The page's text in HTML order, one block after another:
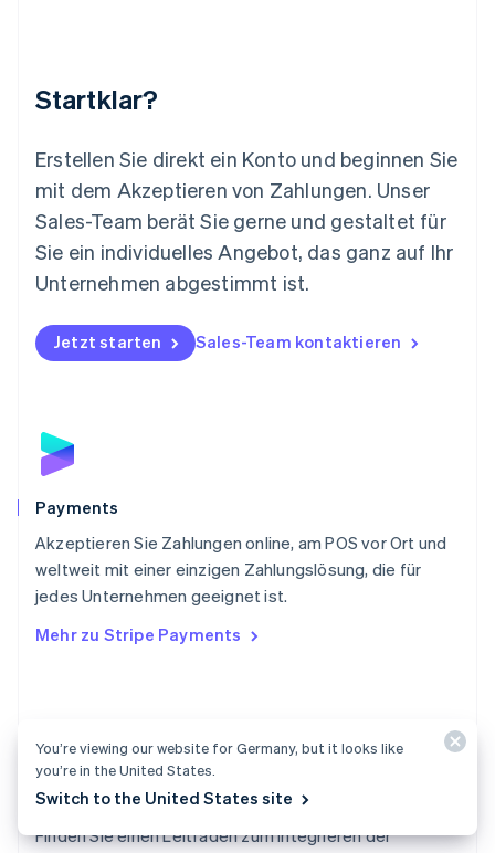
Startklar?
Erstellen Sie direkt ein Konto und beginnen Sie
mit dem Akzeptieren von Zahlungen. Unser
Sales-Team berät Sie gerne und gestaltet für
Sie ein individuelles Angebot, das ganz auf Ihr
Unternehmen abgestimmt ist.
Jetzt starten Sales-Team kontaktieren
Payments
Akzeptieren Sie Zahlungen online, am POS vor Ort und
weltweit mit einer einzigen Zahlungslösung, die für
jedes Unternehmen geeignet ist.
Mehr zu Stripe Payments
Dokumentation zu Payments
Finden Sie einen Leitfaden zum Integrieren der
Mexiko
English
Niederlande
Nederlands English
Norwegen
English
Österreich
Polen
English
Portugal
Schweden
Schweiz
Singapur
English简体中文
Slowakei
Slowenien
Spanien
Español English
Thailand
Tschechische Republik
You’re viewing our website for Germany, but it looks like
you’re in the United States.
Switch to the United States site